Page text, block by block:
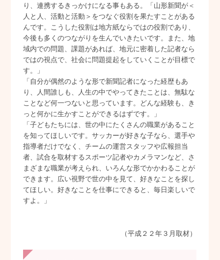
り、連携するきっかけになる事もある。「山形新聞が＜
人と人、活動と活動＞をつなぐ役割を果たすことがある
んです。こうした役割は地方紙ならではの役割であり、
今後も多くのつながりを生んでいきたいです。また、地
域内での問題、課題があれば、地元に密着した記者なら
ではの視点で、社会に問題提起をしていくことが目標で
す。」
「自分が偶然のような形で新聞記者になった経歴もあ
り、人間誰しも、人生の中でやってきたことは、無駄な
ことなど何一つないと思っています。どんな経験も、き
っと何かに生かすことができるはずです。」
「子どもたちには、世の中にたくさんの職業があること
を知ってほしいです。サッカーが好きな子なら、選手や
指導者だけでなく、チームの運営スタッフや広報担当
者、試合を取材するスポーツ記者やカメラマンなど、さ
まざまな職業が考えられ、いろんな形でかかわることが
できます。広い視野で世の中を見て、好きなことを探し
てほしい。好きなことを仕事にできると、毎日楽しいで
すよ。」
（平成２２年３月取材）